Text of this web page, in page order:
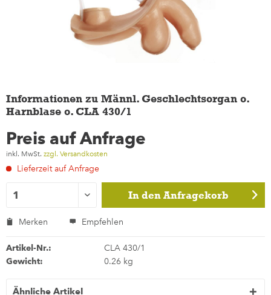
Informationen zu Männl. Geschlechtsorgan o.
Harnblase o. CLA 430/1
Preis auf Anfrage
inkl. MwSt. zzgl. Versandkosten
Lieferzeit auf Anfrage
In den Anfragekorb
Merken Empfehlen
Artikel-Nr.: CLA 430/1
Gewicht: 0.26 kg
Ähnliche Artikel